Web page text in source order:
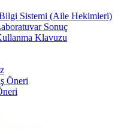
Sistemi (Aile Hekimleri)
Sonuç
Klavuzu
Öneri